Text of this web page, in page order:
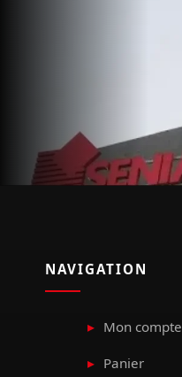
NAVIGATION
Mon compte
Panier